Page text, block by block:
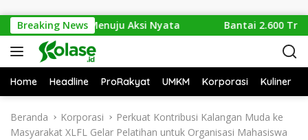
Breaking News
Sampah Menuju Aksi Nyata Bantai 2.600
Home Headline ProRakyat UMKM Korporasi Kuliner
Beranda Korporasi
Perkuat Kontribusi Kalangan Muda ke
Masyarakat XLFL Gelar Pelatihan untuk Organisasi Mahasiswa